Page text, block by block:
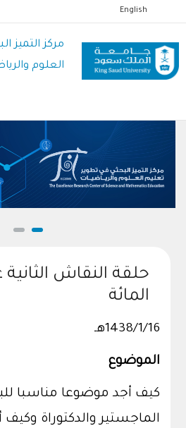
إلى
المحتوى
الرئيسي
English
مركز التميز
العلوم
حلقة النقاش
المائة
1438/1/16هـ
الموضوع
كيف أجد موضوعا مناسبا
الماجستير والدكتوراة